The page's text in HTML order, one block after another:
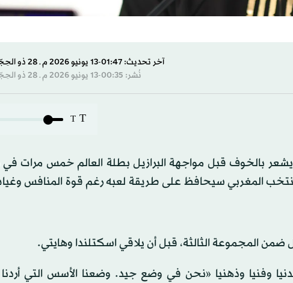
آخر تحديث: 01:47-13 يونيو 2026 م ـ 28 ذو الحِجّة 1447 هـ
نُشر: 00:35-13 يونيو 2026 م ـ 28 ذو الحِجّة 1447 هـ
T
T
بالخوف قبل مواجهة البرازيل بطلة العالم خمس مرات
لكرة القدم 2026، مؤكدا أن المنتخب المغربي سيحافظ على طريقة لعبه رغم قوة
المجموعة الثالثة، قبل أن يلاقي اسكتلندا وهايتي.
وفنيا وذهنيا «نحن في وضع جيد. وضعنا الأسس التي أردنا